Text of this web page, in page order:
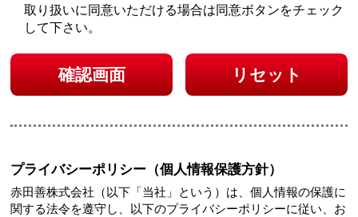
取り扱いに同意いただける場合は同意ボタンをチェック
して下さい。
確認画面 リセット
プライバシーポリシー（個人情報保護方針）
赤田善株式会社（以下「当社」という）は、個人情報の保護に
関する法令を遵守し、以下のプライバシーポリシーに従い、お